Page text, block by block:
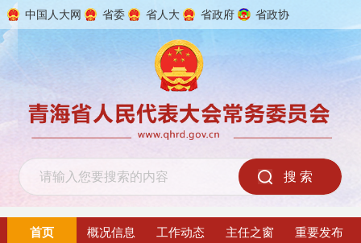
中国人大网 省委 省人大 省政府 省政协
首页 概况信息 工作动态 主任之窗 重要发布